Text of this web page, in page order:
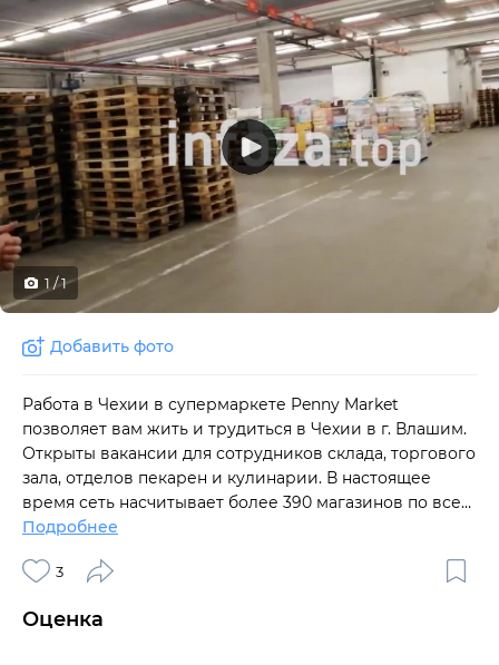
1 /1
Добавить фото
Работа в Чехии в супермаркете Penny Market
позволяет вам жить и трудиться в Чехии в г. Влашим.
Открыты вакансии для сотрудников склада, торгового
зала, отделов пекарен и кулинарии. В настоящее
время сеть насчитывает более 390 магазинов по всей
Чешской Республике. Penny Market s.r.o. является
сети REWE, которая управляет более чем 15 000
330 000 сотрудников. Магазины сети также
Подробнее
3
Оценка